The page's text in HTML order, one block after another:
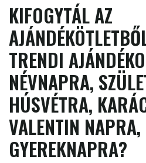
KIFOGYTÁL AZ
TRENDI
NÉVNAPRA,
HÚSVÉTRA,
VALENTIN
GYEREKNAPRA?